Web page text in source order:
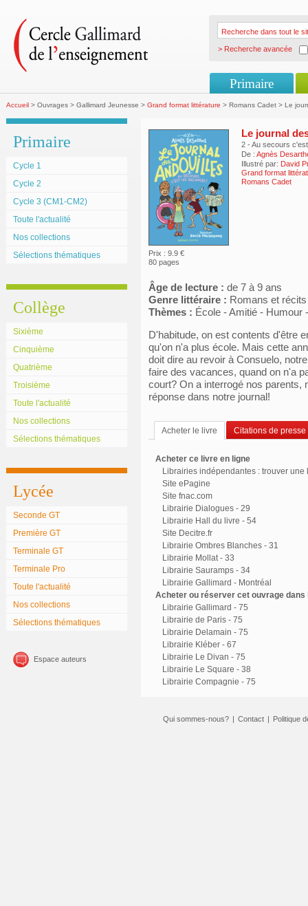
> Recherche avancée
Primaire
Accueil > Ouvrages > Gallimard Jeunesse > Grand format littérature > Romans Cadet > Le
Primaire
Cycle 1
Cycle 2
Cycle 3 (CM1-CM2)
Toute l'actualité
Nos collections
Sélections thématiques
Collège
Sixième
Cinquième
Quatrième
Troisième
Toute l'actualité
Nos collections
Sélections thématiques
Lycée
Seconde GT
Première GT
Terminale GT
Terminale Pro
Toute l'actualité
Nos collections
Sélections thématiques
Espace auteurs
Prix : 9.9 €
80 pages
Le journal
2 - Au secours
De : Agnès
Illustré par: David
Grand format
Romans Cadet
Âge de lecture : de 7 à 9 ans
Genre littéraire : Romans et
Thèmes : École - Amitié - Humour
D'habitude, on est contents d'être
qu'on n'a plus école. Mais cette
doit dire au revoir à Consuelo,
faire des vacances, quand on n'a
court? On a interrogé nos parents,
réponse dans notre journal!
Acheter le livre Citations de presse
Acheter ce livre en ligne
Librairies indépendantes : trouver une
Site ePagine
Site fnac.com
Librairie Dialogues - 29
Librairie Hall du livre - 54
Site Decitre.fr
Librairie Ombres Blanches - 31
Librairie Mollat - 33
Librairie Sauramps - 34
Librairie Gallimard - Montréal
Acheter ou réserver cet ouvrage
Librairie Gallimard - 75
Librairie de Paris - 75
Librairie Delamain - 75
Librairie Kléber - 67
Librairie Le Divan - 75
Librairie Le Square - 38
Librairie Compagnie - 75
Qui sommes-nous? | Contact | Politique